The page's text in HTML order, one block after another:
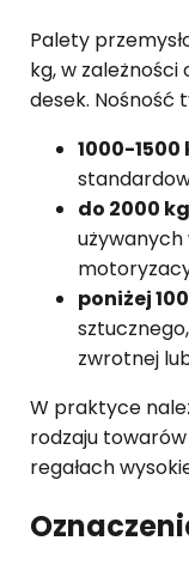
Palety
kg, w zależności
desek. Nośność
1000-1500
do 2000 kg
poniżej
zwrotnej
W praktyce
rodzaju
regałach